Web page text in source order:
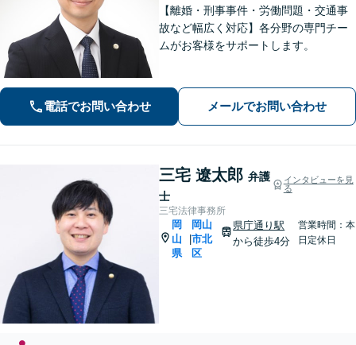
【離婚・刑事事件・労働問題・交通事
故など幅広く対応】各分野の専門チー
ムがお客様をサポートします。
電話でお問い合わせ メールでお問い合わせ
三宅 遼太郎 弁護
士
インタビューを見
る
三宅法律事務所
岡
山
県
岡山
市北
区
県庁通り駅
から徒歩4分
営業時間：本
日定休日